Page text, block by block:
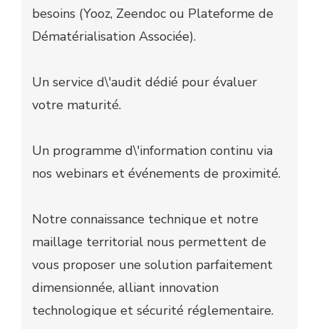
besoins (Yooz, Zeendoc ou Plateforme de
Dématérialisation Associée).
Un service d\'audit dédié pour évaluer
votre maturité.
Un programme d\'information continu via
nos webinars et événements de proximité.
Notre connaissance technique et notre
maillage territorial nous permettent de
vous proposer une solution parfaitement
dimensionnée, alliant innovation
technologique et sécurité réglementaire.